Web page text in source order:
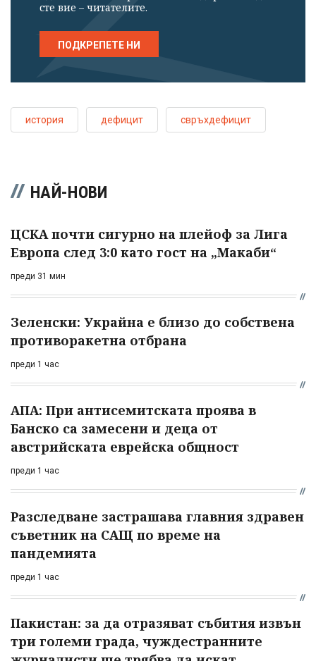
сте вие – читателите.
ПОДКРЕПЕТЕ НИ
история дефицит свръхдефицит
НАЙ-НОВИ
ЦСКА почти сигурно на плейоф за Лига
Европа след 3:0 като гост на „Макаби“
преди 31 мин
Зеленски: Украйна е близо до собствена
противоракетна отбрана
преди 1 час
АПА: При антисемитската проява в
Банско са замесени и деца от
австрийската еврейска общност
преди 1 час
Разследване застрашава главния здравен
съветник на САЩ по време на
пандемията
преди 1 час
Пакистан: за да отразяват събития извън
три големи града, чуждестранните